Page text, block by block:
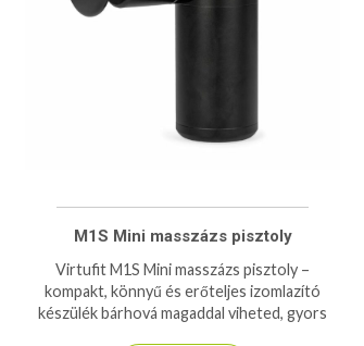
M1S Mini masszázs pisztoly
Virtufit M1S Mini masszázs pisztoly –
kompakt, könnyű és erőteljes izomlazító
készülék bárhová magaddal viheted, gyors